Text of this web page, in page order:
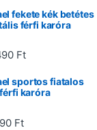
fekete kék betétes
férfi karóra
Ft
sportos fiatalos
karóra
Ft